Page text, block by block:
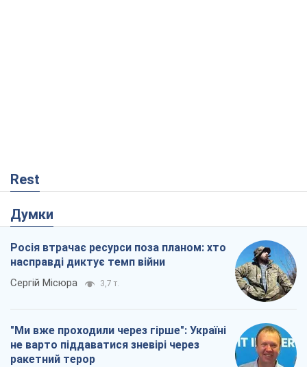
Rest
Думки
Росія втрачає ресурси поза планом: хто
насправді диктує темп війни
Сергій Місюра 3,7 т.
"Ми вже проходили через гірше": Україні
не варто піддаватися зневірі через
ракетний терор